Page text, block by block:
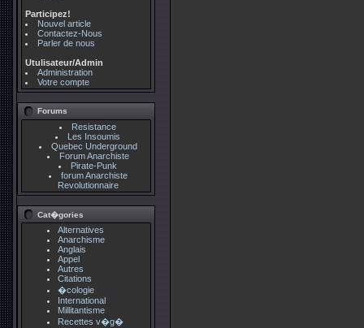
Participez!
Nouvel article
Contactez-Nous
Parler de nous
Utulisateur/Admin
Administration
Votre compte
Forums
Resistance
Les Insoumis
Quebec Underground
Forum Anarchiste
Pirate-Punk
forum Anarchiste
Revolutionnaire
Cat�gories
Alternatives
Anarchisme
Anglais
Appel
Autres
Citations
�cologie
International
Millitantisme
Recettes v�g�